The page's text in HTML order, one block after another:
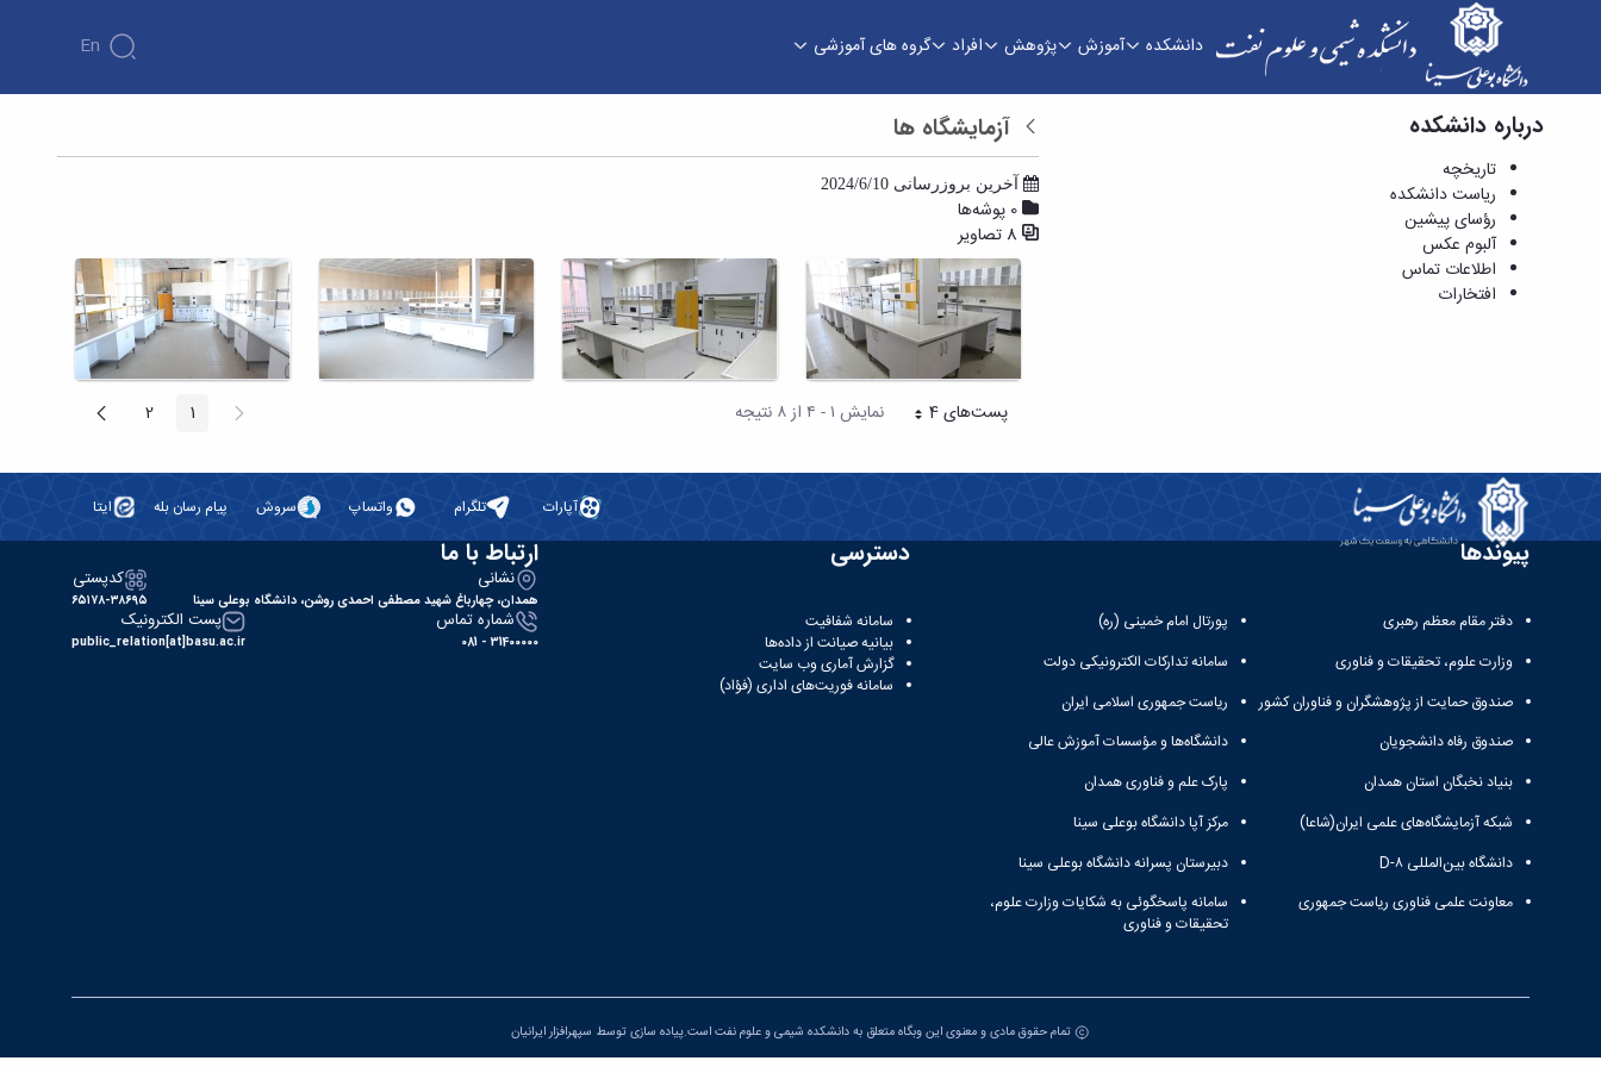
دانشکده آموزش پژوهش افراد گروه های آموزشی En
آزمایشگاه ها - آلبوم عکس - دانشکده شیمی و علوم نفت
درباره دانشکده
تاریخچه
ریاست دانشکده
رؤسای پیشین
آلبوم عکس
اطلاعات تماس
افتخارات
بازگشت
آزمایشگاه ها
آخرین بروزرسانی 2024/6/10
0 پوشه‌ها
8 تصاویر
پست‌‌های 4هر صفحه نمایش ۱ - ۴ از ۸ نتیجه پیغام
قبلی صفحه1 صفحه2 صفحه
بعد
آپارات تلگرام واتساپ سروش پیام رسان بله ایتا
پیوندها
دفتر مقام معظم رهبری
وزارت علوم، تحقیقات و فناوری
صندوق حمایت از پژوهشگران و فناوران کشور
صندوق رفاه دانشجویان
بنیاد نخبگان استان همدان
شبکه آزمایشگاه‌های علمی ایران(شاعا)
دانشگاه بین‌المللی D-۸
معاونت علمی فناوری ریاست جمهوری
پورتال امام خمینی (ره)
سامانه تدارکات الکترونیکی دولت
ریاست جمهوری اسلامی ایران
دانشگاه‌ها و مؤسسات آموزش عالی
پارک علم و فناوری همدان
مرکز آپا دانشگاه بوعلی سینا
دبیرستان پسرانه دانشگاه بوعلی سینا
سامانه پاسخگوئی به شکایات وزارت علوم،
تحقیقات و فناوری
دسترسی
سامانه شفافیت
بیانیه صیانت از داده‌ها
گزارش آماری وب‌ سایت
سامانه فوریت‌های اداری (فؤاد)
ارتباط با ما
نشانی
همدان، چهارباغ شهید مصطفی احمدی روشن، دانشگاه بوعلی سینا
کدپستی
۶۵۱۷۸-۳۸۶۹۵
شماره تماس
31400000 - 081
پست الکترونیک
public_relation[at]basu.ac.ir
تمام حقوق مادی و معنوی این وبگاه متعلق به دانشکده شیمی و علوم نفت است.پیاده سازی توسط سپهرافزار ایرانیان